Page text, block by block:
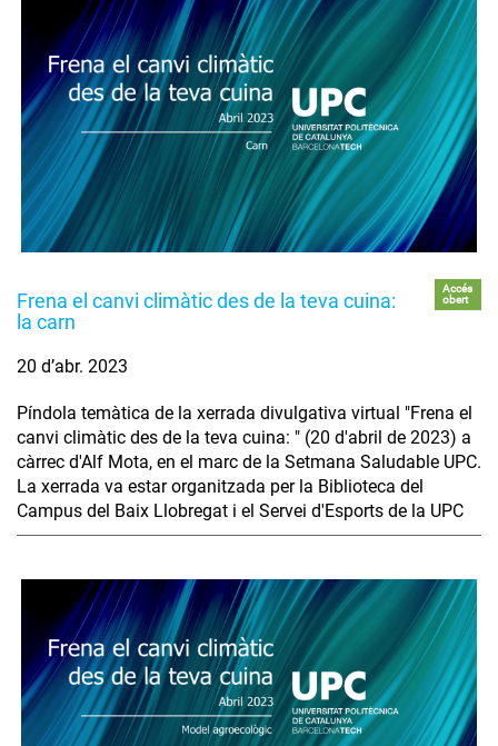
Frena el canvi climàtic des de la teva cuina:
la carn
Accés
obert
20 d’abr. 2023
Píndola temàtica de la xerrada divulgativa virtual "Frena el
canvi climàtic des de la teva cuina: " (20 d'abril de 2023) a
càrrec d'Alf Mota, en el marc de la Setmana Saludable UPC.
La xerrada va estar organitzada per la Biblioteca del
Campus del Baix Llobregat i el Servei d'Esports de la UPC